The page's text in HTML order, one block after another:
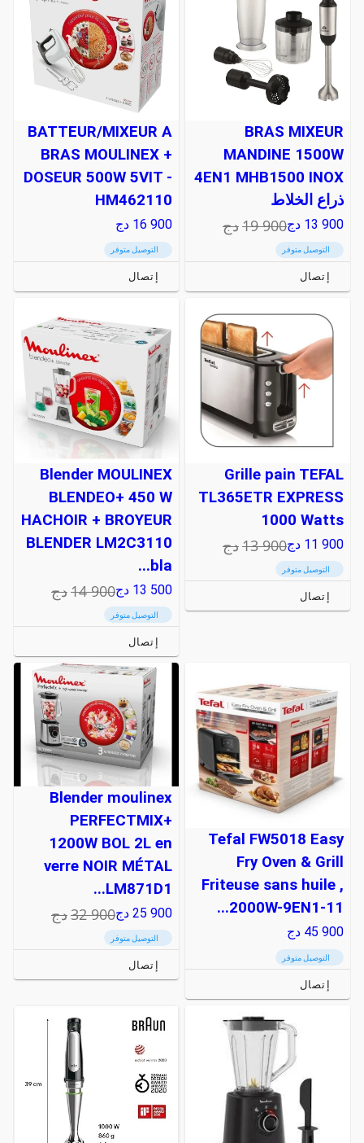
BRAS MIXEUR
MANDINE 1500W
4EN1 MHB1500 INOX
ذراع الخلاط
13 900 دج19 900دج
التوصيل متوفر
إتصال
BATTEUR/MIXEUR A
BRAS MOULINEX +
DOSEUR 500W 5VIT -
HM462110
16 900 دج
التوصيل متوفر
إتصال
Grille pain TEFAL
TL365ETR EXPRESS
1000 Watts
11 900 دج13 900دج
التوصيل متوفر
إتصال
Blender MOULINEX
BLENDEO+ 450 W
HACHOIR + BROYEUR
BLENDER LM2C3110
bla...
13 500 دج14 900دج
التوصيل متوفر
إتصال
Tefal FW5018 Easy
Fry Oven & Grill
Friteuse sans huile ,
2000W-9EN1-11...
45 900 دج
التوصيل متوفر
إتصال
Blender moulinex
PERFECTMIX+
1200W BOL 2L en
verre NOIR MÉTAL
LM871D1...
25 900 دج32 900دج
التوصيل متوفر
إتصال